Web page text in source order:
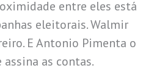
entre eles está
eleitorais. Walmir
E Antonio Pimenta o
as contas.